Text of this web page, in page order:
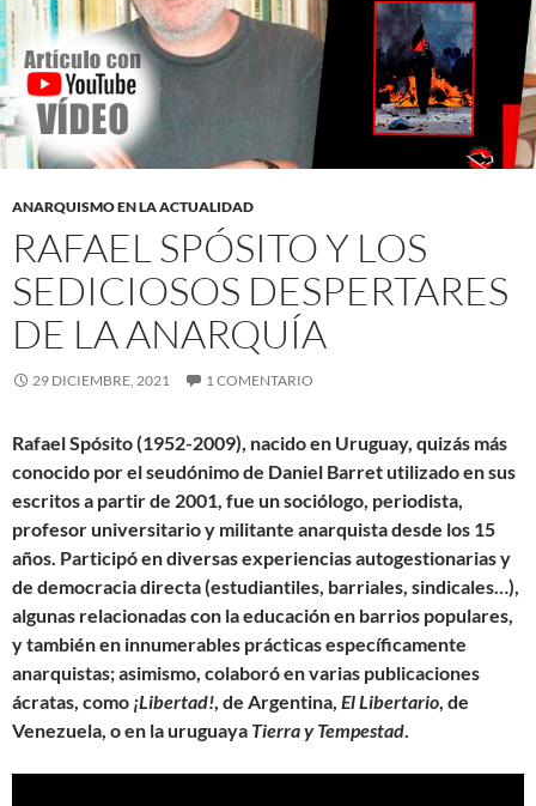
ANARQUISMO EN LA ACTUALIDAD
RAFAEL SPÓSITO Y LOS
SEDICIOSOS DESPERTARES
DE LA ANARQUÍA
29 DICIEMBRE, 2021 1 COMENTARIO
Rafael Spósito (1952-2009), nacido en Uruguay, quizás más
conocido por el seudónimo de Daniel Barret utilizado en sus
escritos a partir de 2001, fue un sociólogo, periodista,
profesor universitario y militante anarquista desde los 15
años. Participó en diversas experiencias autogestionarias y
de democracia directa (estudiantiles, barriales, sindicales…),
algunas relacionadas con la educación en barrios populares,
y también en innumerables prácticas específicamente
anarquistas; asimismo, colaboró en varias publicaciones
ácratas, como ¡Libertad!, de Argentina, El Libertario, de
Venezuela, o en la uruguaya Tierra y Tempestad.